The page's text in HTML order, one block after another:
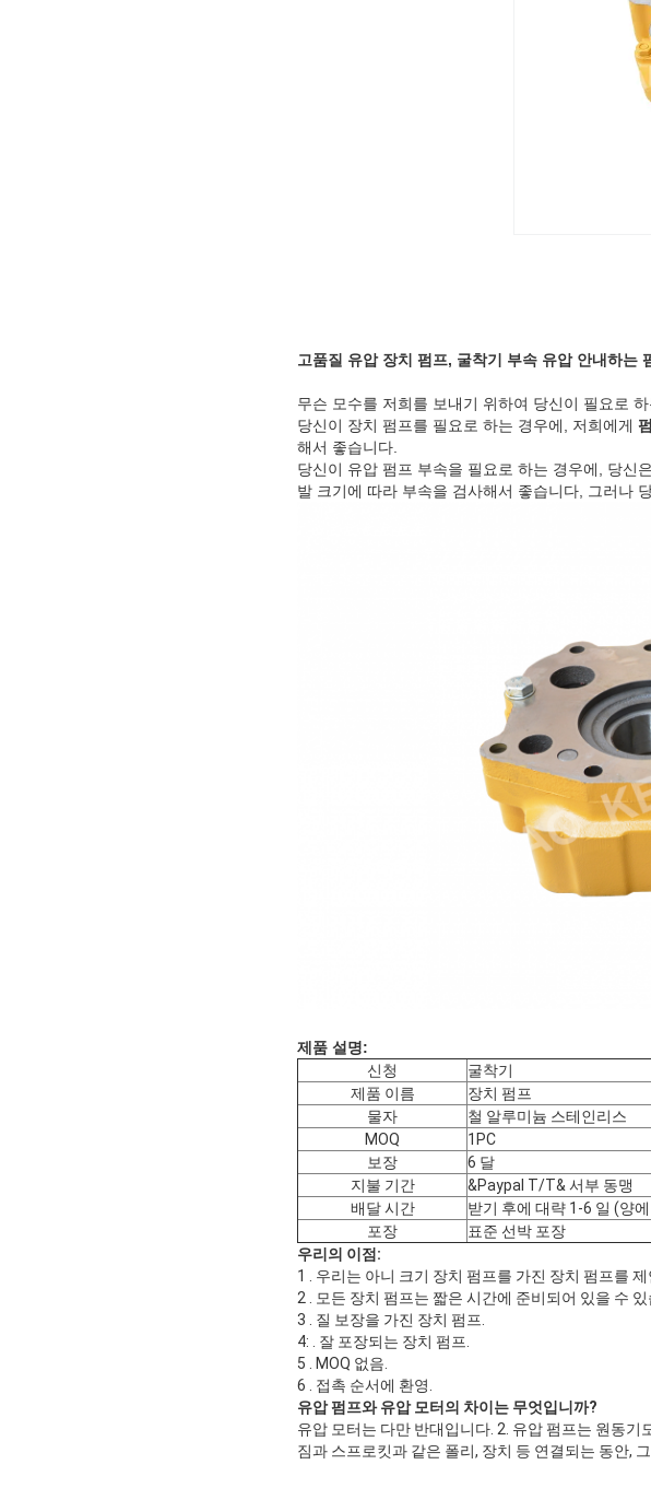
고품질 유압 장치 펌프, 굴착기 부속 유압 안내하는
무슨 모수를 저희를 보내기 위하여 당신이 필요로 하
당신이 장치 펌프를 필요로 하는 경우에, 저희에게
해서 좋습니다.
당신이 유압 펌프 부속을 필요로 하는 경우에, 당신
발 크기에 따라 부속을 검사해서 좋습니다, 그러나
제품 설명:
신청
굴착기
제품 이름
장치 펌프
물자
철 알루미늄 스테인리스
MOQ
1PC
보장
6 달
지불 기간
&Paypal T/T& 서부 동맹
배달 시간
받기 후에 대략 1-6 일 (양
포장
표준 선박 포장
우리의 이점:
1 . 우리는 아니 크기 장치 펌프를 가진 장치 펌프를
2 . 모든 장치 펌프는 짧은 시간에 준비되어 있을 수 있
3 . 질 보장을 가진 장치 펌프.
4: . 잘 포장되는 장치 펌프.
5 . MOQ 없음.
6 . 접촉 순서에 환영.
유압 펌프와 유압 모터의 차이는 무엇입니까?
유압 모터는 다만 반대입니다. 2. 유압 펌프는 원동
짐과 스프로킷과 같은 폴리, 장치 등 연결되는 동안,